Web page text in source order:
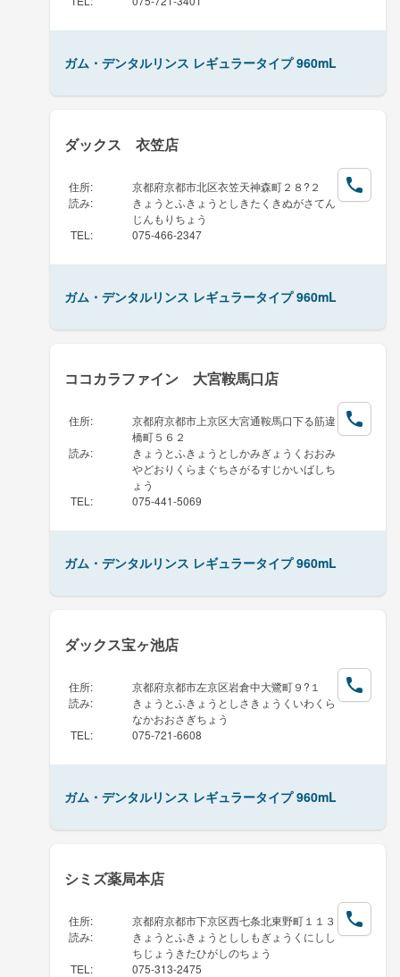
ガム・デンタルリンス レギュラータイプ 960mL
ダックス 衣笠店
住所:
京都府京都市北区衣笠天神森町２８?２
読み:
きょうとふきょうとしきたくきぬがさてん
じんもりちょう
TEL : 075-466-2347
ガム・デンタルリンス レギュラータイプ 960mL
ココカラファイン 大宮鞍馬口店
住所:
京都府京都市上京区大宮通鞍馬口下る筋違
橋町５６２
読み:
きょうとふきょうとしかみぎょうくおおみ
やどおりくらまぐちさがるすじかいばしち
ょう
TEL : 075-441-5069
ガム・デンタルリンス レギュラータイプ 960mL
ダックス宝ヶ池店
住所:
京都府京都市左京区岩倉中大鷺町９?１
読み:
きょうとふきょうとしさきょうくいわくら
なかおおさぎちょう
TEL : 075-721-6608
ガム・デンタルリンス レギュラータイプ 960mL
シミズ薬局本店
住所:
京都府京都市下京区西七条北東野町１１３
読み:
きょうとふきょうとししもぎょうくにしし
ちじょうきたひがしのちょう
TEL : 075-313-2475